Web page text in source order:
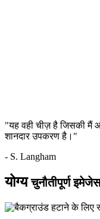
"यह वही चीज़ है जिसकी मैं
शानदार उपकरण है।"
- S. Langham
योग्यचुनौतीपूर्ण